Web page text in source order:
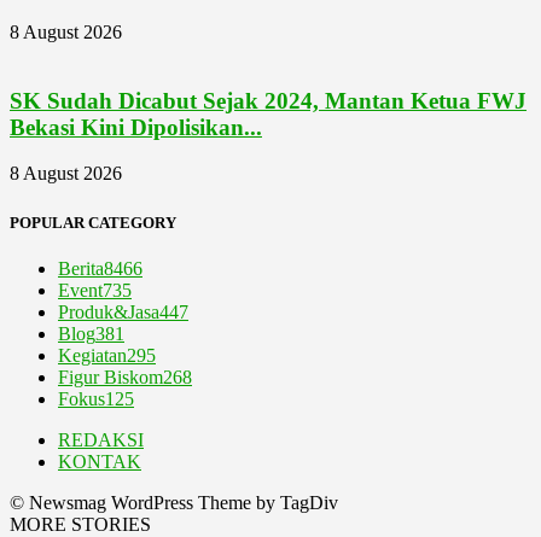
8 August 2026
SK Sudah Dicabut Sejak 2024, Mantan Ketua FWJ
Bekasi Kini Dipolisikan...
8 August 2026
POPULAR CATEGORY
Berita8466
Event735
Produk&Jasa447
Blog381
Kegiatan295
Figur Biskom268
Fokus125
REDAKSI
KONTAK
© Newsmag WordPress Theme by TagDiv
MORE STORIES